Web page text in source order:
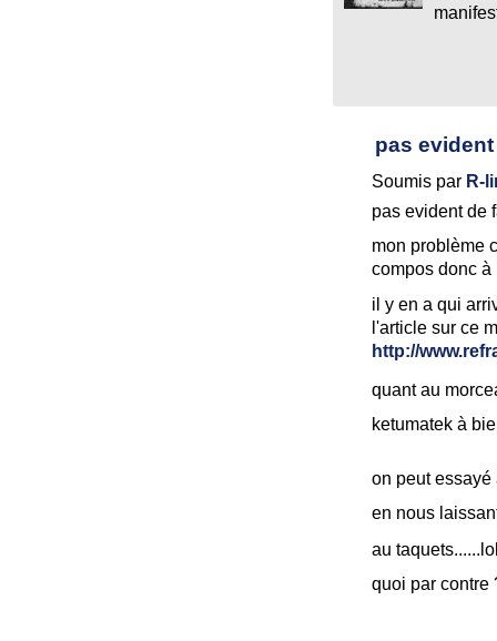
pas evident
Soumis par R-
pas evident de
mon problème
compos donc
il y en a qui
l'article sur ce
http://
quant au
ketumatek à
on peut essayé
en nous
au
quoi par contre